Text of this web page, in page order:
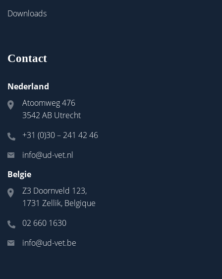
Downloads
Contact
Nederland
Atoomweg 476
3542 AB Utrecht
+31 (0)30 – 241 42 46
info@ud-vet.nl
Belgie
Z3 Doornveld 123,
1731 Zellik, Belgique
02 660 1630
info@ud-vet.be